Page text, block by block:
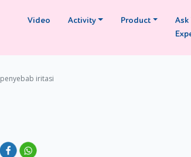
Video Activity Product
Ask
penyebab iritasi